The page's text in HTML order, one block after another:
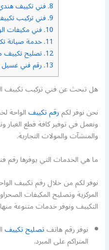
8. فني تكييف
9. فني تركيب
10. فني مكيفات
11. خدمة صيانة
12. تصليح تكييف
13. رقم فني
هل تبحث عن فني تركيب تكييف
نحن نوفر لكمرقم تكييفالواحة
ونعمل في توفير كافة قطع الغيار
والمنشآت والمولات التجارية.
ما هي الخدمات التي يوفرها رقم
نوفر لكم من خلال رقم تكييف
المركزية وتصليح المكيفات
التكييف ونوفر خدمات متنوعة
نوفر رقم هاتفتصليح تكييف
المتراكم على المبرد.